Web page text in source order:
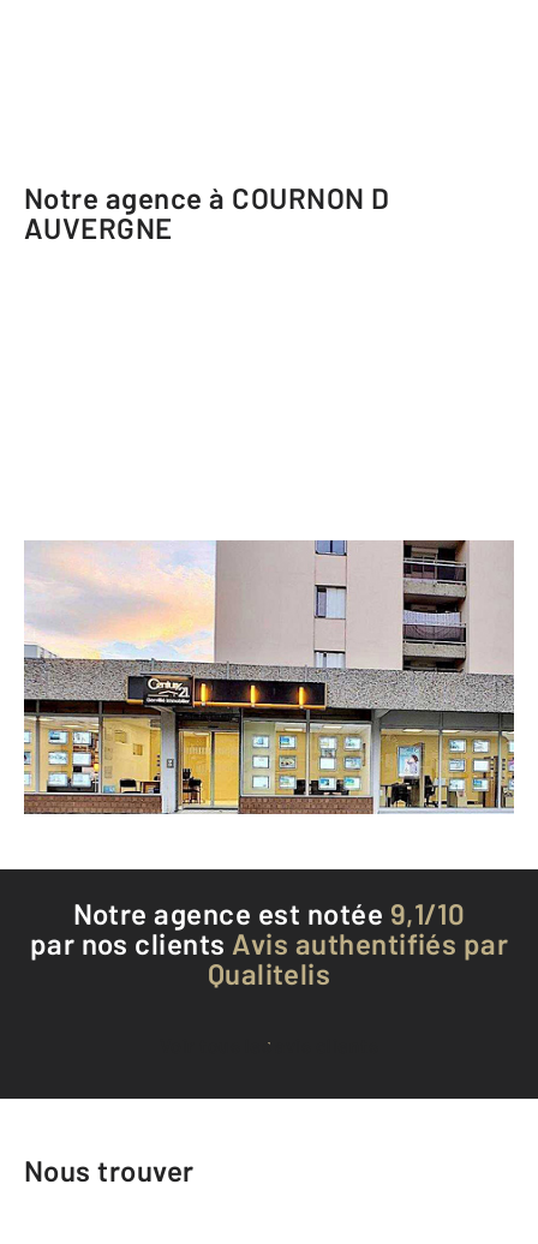
Notre agence à COURNON D
AUVERGNE
CENTURY 21 Gervillié Immobilier
29 avenue du Maréchal Joffre
COURNON D AUVERGNE - 63800
Envoyer un message
Téléphoner à l'agence
Notre agence est notée 9,1/10
par nos clients Avis authentifiés par
Qualitelis
Voir tous les avis clients
Nous trouver